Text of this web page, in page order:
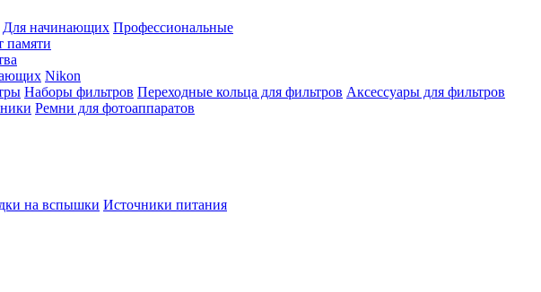
Для начинающих Профессиональные
памяти
Nikon
Наборы фильтров Переходные кольца для фильтров Аксессуары для фильтров
Ремни для фотоаппаратов
на вспышки Источники питания